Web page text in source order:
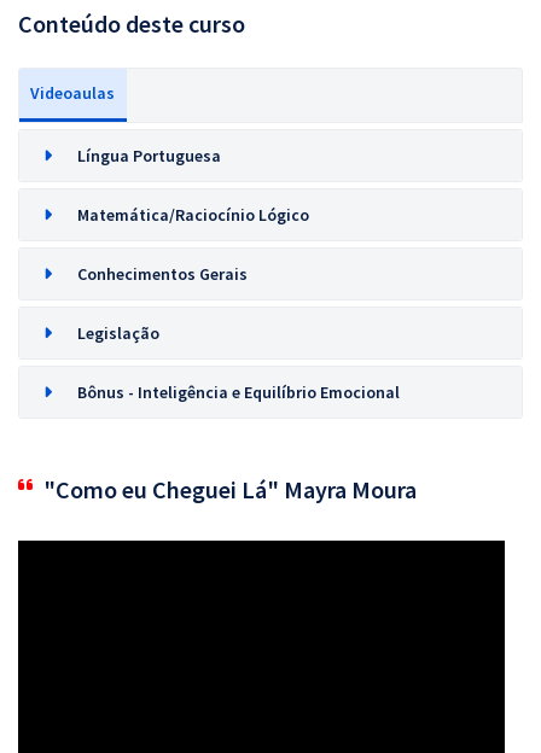
Conteúdo deste curso
Videoaulas
Língua Portuguesa
Matemática/Raciocínio Lógico
Conhecimentos Gerais
Legislação
Bônus - Inteligência e Equilíbrio Emocional
"Como eu Cheguei Lá" Mayra Moura